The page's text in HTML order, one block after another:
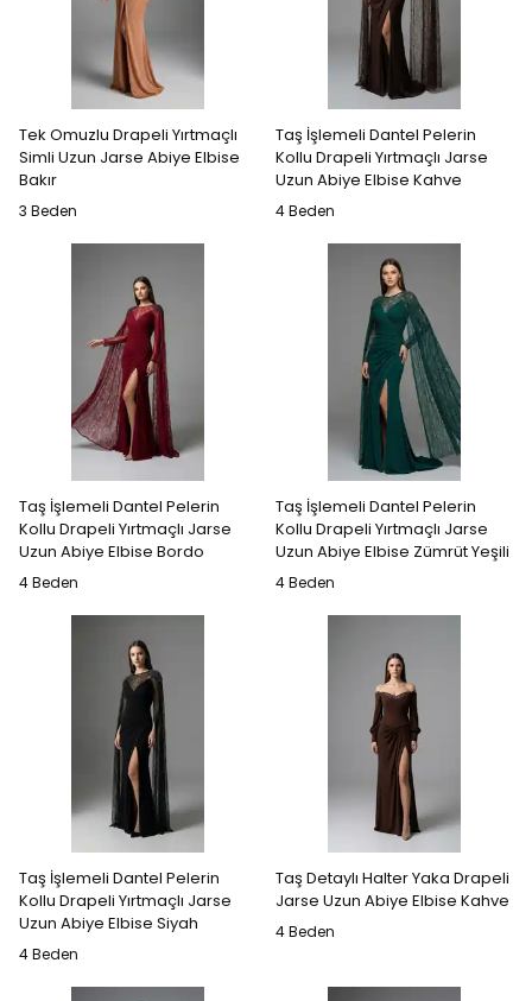
Tek Omuzlu Drapeli Yırtmaçlı
Simli Uzun Jarse Abiye Elbise
Bakır
3 Beden
Taş İşlemeli Dantel Pelerin
Kollu Drapeli Yırtmaçlı Jarse
Uzun Abiye Elbise Kahve
4 Beden
Taş İşlemeli Dantel Pelerin
Kollu Drapeli Yırtmaçlı Jarse
Uzun Abiye Elbise Bordo
4 Beden
Taş İşlemeli Dantel Pelerin
Kollu Drapeli Yırtmaçlı Jarse
Uzun Abiye Elbise Zümrüt Yeşili
4 Beden
Taş İşlemeli Dantel Pelerin
Kollu Drapeli Yırtmaçlı Jarse
Uzun Abiye Elbise Siyah
4 Beden
Taş Detaylı Halter Yaka Drapeli
Jarse Uzun Abiye Elbise Kahve
4 Beden